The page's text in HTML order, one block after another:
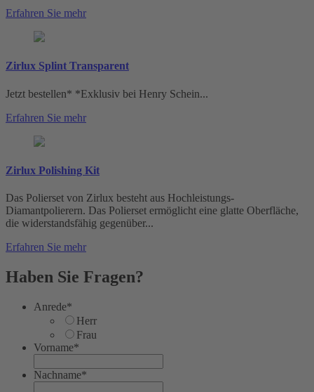
Erfahren Sie mehr
Zirlux Splint Transparent
Jetzt bestellen* *Exklusiv bei Henry Schein...
Erfahren Sie mehr
Zirlux Polishing Kit
Das Polierset von Zirlux besteht aus Hochleistungs-
Diamantpolierern. Das Polierset ermöglicht eine glatte Oberfläche,
die widerstandsfähig gegenüber...
Erfahren Sie mehr
Haben Sie Fragen?
Anrede*
Herr
Frau
Vorname*
Nachname*